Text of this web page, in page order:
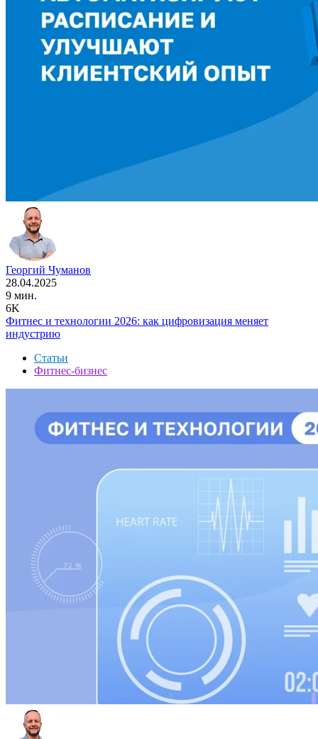
Георгий Чуманов
28.04.2025
9 мин.
6K
Фитнес и технологии 2026: как цифровизация меняет
индустрию
Статьи
Фитнес-бизнес